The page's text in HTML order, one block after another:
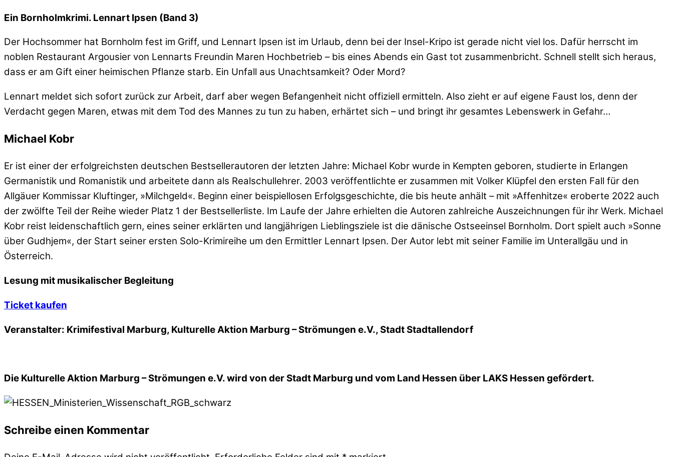
Ein Bornholmkrimi. Lennart Ipsen (Band 3)
Der Hochsommer hat Bornholm fest im Griff, und Lennart Ipsen ist im Urlaub, denn bei der Insel-Kripo ist gerade nicht viel los. Dafür herrscht im
noblen Restaurant Argousier von Lennarts Freundin Maren Hochbetrieb – bis eines Abends ein Gast tot zusammenbricht. Schnell stellt sich heraus,
dass er am Gift einer heimischen Pflanze starb. Ein Unfall aus Unachtsamkeit? Oder Mord?
Lennart meldet sich sofort zurück zur Arbeit, darf aber wegen Befangenheit nicht offiziell ermitteln. Also zieht er auf eigene Faust los, denn der
Verdacht gegen Maren, etwas mit dem Tod des Mannes zu tun zu haben, erhärtet sich – und bringt ihr gesamtes Lebenswerk in Gefahr…
Michael Kobr
Er ist einer der erfolgreichsten deutschen Bestsellerautoren der letzten Jahre: Michael Kobr wurde in Kempten geboren, studierte in Erlangen
Germanistik und Romanistik und arbeitete dann als Realschullehrer. 2003 veröffentlichte er zusammen mit Volker Klüpfel den ersten Fall für den
Allgäuer Kommissar Kluftinger, »Milchgeld«. Beginn einer beispiellosen Erfolgsgeschichte, die bis heute anhält – mit »Affenhitze« eroberte 2022 auch
der zwölfte Teil der Reihe wieder Platz 1 der Bestsellerliste. Im Laufe der Jahre erhielten die Autoren zahlreiche Auszeichnungen für ihr Werk. Michael
Kobr reist leidenschaftlich gern, eines seiner erklärten und langjährigen Lieblingsziele ist die dänische Ostseeinsel Bornholm. Dort spielt auch »Sonne
über Gudhjem«, der Start seiner ersten Solo-Krimireihe um den Ermittler Lennart Ipsen. Der Autor lebt mit seiner Familie im Unterallgäu und in
Österreich.
Lesung mit musikalischer Begleitung
Ticket kaufen
Veranstalter: Krimifestival Marburg, Kulturelle Aktion Marburg – Strömungen e.V., Stadt Stadtallendorf
Die Kulturelle Aktion Marburg – Strömungen e.V. wird von der Stadt Marburg und vom Land Hessen über LAKS Hessen gefördert.
Schreibe einen Kommentar